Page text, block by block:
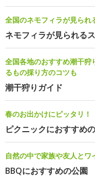
全国のネモフィラが見られ
ネモフィラが見られる
全国各地のおすすめ潮干狩
るもの採り方のコツも
潮干狩りガイド
春のお出かけにピッタリ！
ピクニックにおすすめ
自然の中で家族や友人とワ
BBQにおすすめの公園